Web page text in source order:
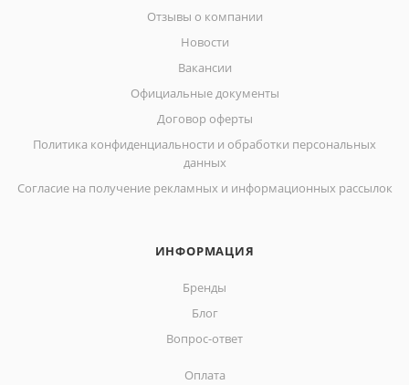
Отзывы о компании
Новости
Вакансии
Официальные документы
Договор оферты
Политика конфиденциальности и обработки персональных
данных
Согласие на получение рекламных и информационных рассылок
ИНФОРМАЦИЯ
Бренды
Блог
Вопрос-ответ
Оплата